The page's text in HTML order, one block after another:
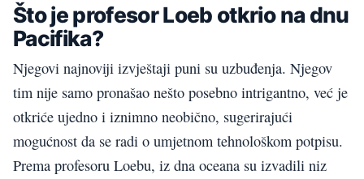
Što je profesor Loeb otkrio na dnu
Pacifika?
Njegovi najnoviji izvještaji puni su uzbuđenja. Njegov
tim nije samo pronašao nešto posebno intrigantno, već je
otkriće ujedno i iznimno neobično, sugerirajući
mogućnost da se radi o umjetnom tehnološkom potpisu.
Prema profesoru Loebu, iz dna oceana su izvadili niz